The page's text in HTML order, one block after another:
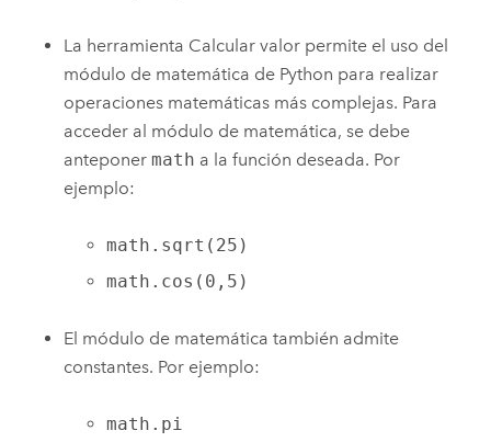
La herramienta Calcular valor permite el uso del
módulo de matemática de Python para realizar
operaciones matemáticas más complejas. Para
acceder al módulo de matemática, se debe
anteponermath a la función deseada. Por
ejemplo:
math.sqrt(25)
math.cos(0,5)
El módulo de matemática también admite
constantes. Por ejemplo:
math.pi